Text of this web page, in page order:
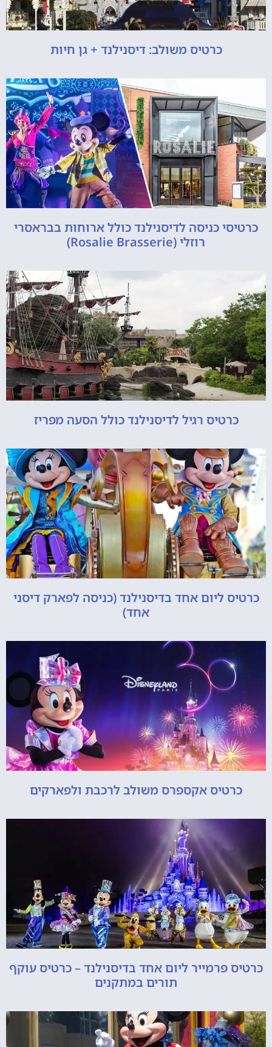
כרטיס משולב: דיסנילנד + גן חיות
כרטיסי כניסה לדיסנילנד כולל ארוחות בבראסרי
רוזלי (Rosalie Brasserie)
כרטיס רגיל לדיסנילנד כולל הסעה מפריז
כרטיס ליום אחד בדיסנילנד (כניסה לפארק דיסני
אחד)
כרטיס אקספרס משולב לרכבת ולפארקים
כרטיס פרמייר ליום אחד בדיסנילנד – כרטיס עוקף
תורים במתקנים